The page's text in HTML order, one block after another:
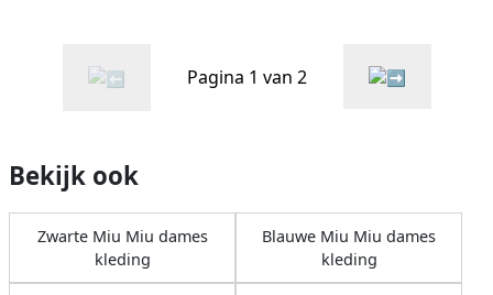
Pagina 1 van 2
Bekijk ook
Zwarte Miu Miu dames
kleding
Blauwe Miu Miu dames
kleding